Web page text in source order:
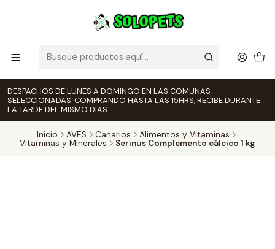
DESPACHOS DE LUNES A DOMINGO EN LAS COMUNAS
SELECCIONADAS. COMPRANDO HASTA LAS 15HRS, RECIBE DURANTE
LA TARDE DEL MISMO DIAS
Inicio AVES Canarios
Alimentos y Vitaminas
Vitaminas y Minerales
Serinus Complemento cálcico 1 kg